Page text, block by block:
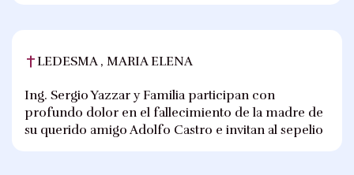
LEDESMA , MARIA ELENA
Ing. Sergio Yazzar y Familia participan con
profundo dolor en el fallecimiento de la madre de
su querido amigo Adolfo Castro e invitan al sepelio